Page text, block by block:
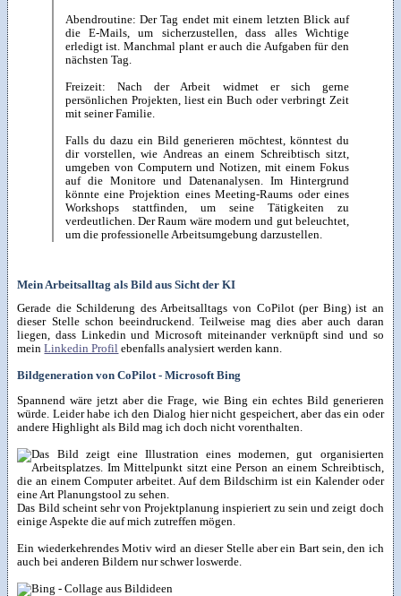
Abendroutine: Der Tag endet mit einem letzten Blick auf
die E-Mails, um sicherzustellen, dass alles Wichtige
erledigt ist. Manchmal plant er auch die Aufgaben für den
nächsten Tag.
Freizeit: Nach der Arbeit widmet er sich gerne
persönlichen Projekten, liest ein Buch oder verbringt Zeit
mit seiner Familie.
Falls du dazu ein Bild generieren möchtest, könntest du
dir vorstellen, wie Andreas an einem Schreibtisch sitzt,
umgeben von Computern und Notizen, mit einem Fokus
auf die Monitore und Datenanalysen. Im Hintergrund
könnte eine Projektion eines Meeting-Raums oder eines
Workshops stattfinden, um seine Tätigkeiten zu
verdeutlichen. Der Raum wäre modern und gut beleuchtet,
um die professionelle Arbeitsumgebung darzustellen.
Mein Arbeitsalltag als Bild aus Sicht der KI
Gerade die Schilderung des Arbeitsalltags von CoPilot (per Bing) ist an
dieser Stelle schon beeindruckend. Teilweise mag dies aber auch daran
liegen, dass Linkedin und Microsoft miteinander verknüpft sind und so
meinLinkedin Profil ebenfalls analysiert werden kann.
Bildgeneration von CoPilot - Microsoft Bing
Spannend wäre jetzt aber die Frage, wie Bing ein echtes Bild generieren
würde. Leider habe ich den Dialog hier nicht gespeichert, aber das ein oder
andere Highlight als Bild mag ich doch nicht vorenthalten.
Das Bild scheint sehr von Projektplanung inspieriert zu sein und zeigt doch
einige Aspekte die auf mich zutreffen mögen.
Ein wiederkehrendes Motiv wird an dieser Stelle aber ein Bart sein, den ich
auch bei anderen Bildern nur schwer loswerde.